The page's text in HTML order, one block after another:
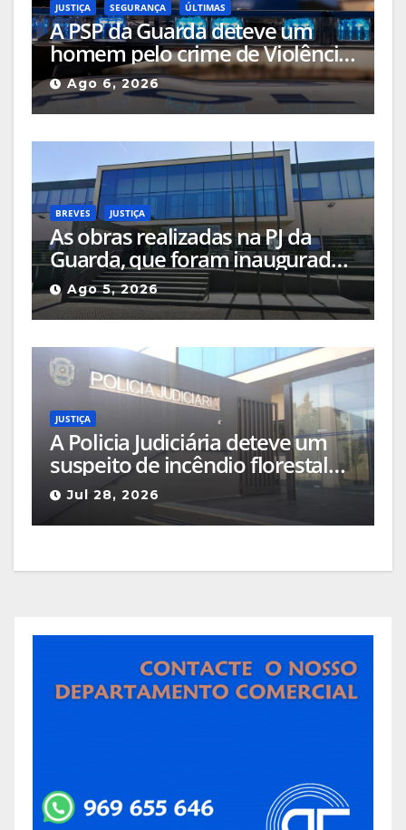
JUSTIÇA SEGURANÇA ÚLTIMAS
A PSP da Guarda deteve um
homem pelo crime de Violência
Doméstica após agressão grave
na via pública
Ago 6, 2026
BREVES JUSTIÇA
As obras realizadas na PJ da
Guarda, que foram inauguradas
em 2023, estão sob a
investigação da Procuradoria
Europeia
Ago 5, 2026
JUSTIÇA
A Policia Judiciária deteve um
suspeito de incêndio florestal
em São Paio – Seia
Jul 28, 2026